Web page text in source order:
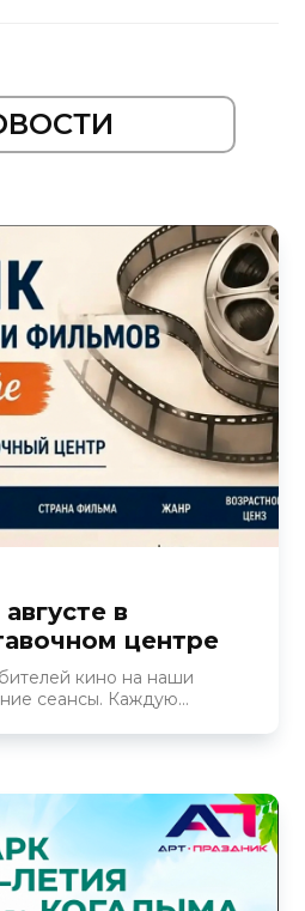
в
центре
кино на наши
сеансы. Каждую...